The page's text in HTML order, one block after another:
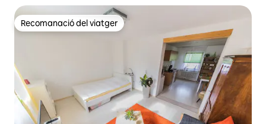
Recomanació del viatger
Recomanació del viatger